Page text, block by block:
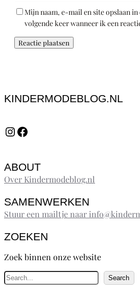
Mijn naam, e-mail en site opslaan
volgende keer wanneer ik een
KINDERMODEBLOG.NL
InstagramFacebook
ABOUT
Over Kindermodeblog.nl
SAMENWERKEN
Stuur een mailtje naar
ZOEKEN
Zoek binnen onze website
Z
o
Search